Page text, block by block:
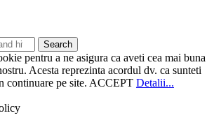
pentru a ne asigura ca aveti cea mai buna
Acesta reprezinta acordul dv. ca sunteti
continuare pe site. ACCEPT Detalii...